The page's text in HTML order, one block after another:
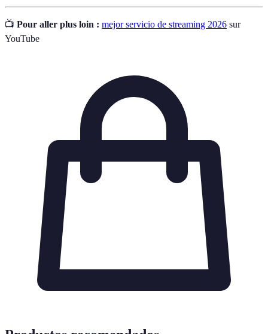
📺 Pour aller plus loin : mejor servicio de streaming 2026 sur
YouTube